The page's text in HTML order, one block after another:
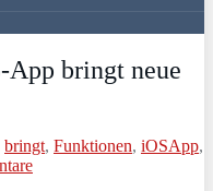
App bringt neue
bringt, Funktionen, iOSApp,